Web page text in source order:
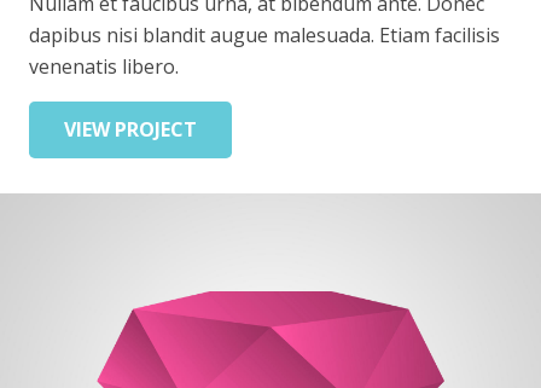
dapibus nisi blandit augue malesuada. Etiam facilisis
venenatis libero.
VIEW PROJECT